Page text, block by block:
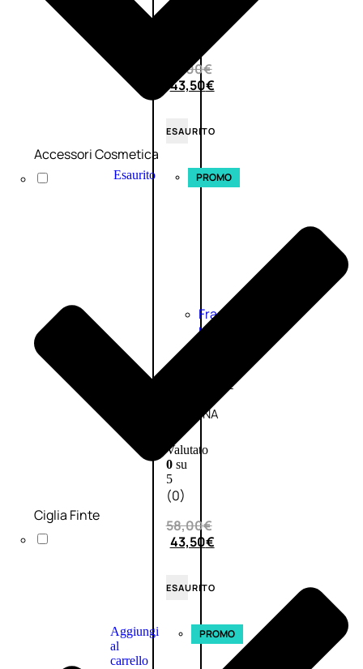
0
58,00€
43,50€
ESAURITO
Esaurito PROMO
Fragranze
Nature
L’OCCITANE
VERBENA
Valutato
0su
5
(0)
58,00€
43,50€
ESAURITO
Aggiungi
al
carrello
PROMO
Accessori Cosmetica
Ciglia Finte